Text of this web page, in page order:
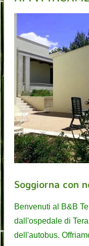
Soggiorna con
Benvenuti al B&B
dall'ospedale di
dell'autobus.